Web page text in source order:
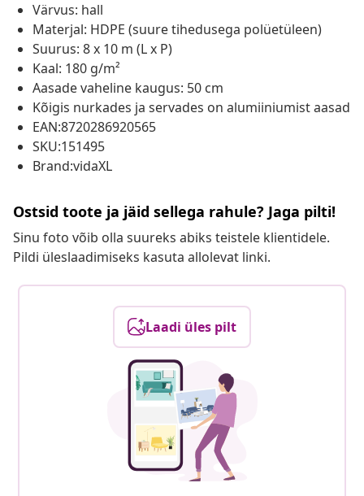
Värvus: hall
Materjal: HDPE (suure tihedusega polüetüleen)
Suurus: 8 x 10 m (L x P)
Kaal: 180 g/m²
Aasade vaheline kaugus: 50 cm
Kõigis nurkades ja servades on alumiiniumist aasad
EAN:8720286920565
SKU:151495
Brand:vidaXL
Ostsid toote ja jäid sellega rahule? Jaga pilti!
Sinu foto võib olla suureks abiks teistele klientidele.
Pildi üleslaadimiseks kasuta allolevat linki.
Laadi üles pilt